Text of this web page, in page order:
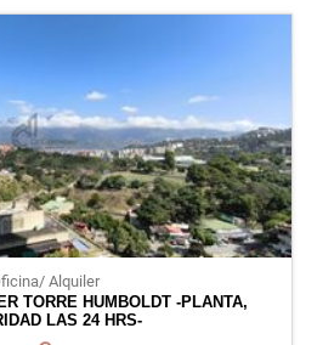
Alquiler
TORRE HUMBOLDT -PLANTA,
LAS 24 HRS-